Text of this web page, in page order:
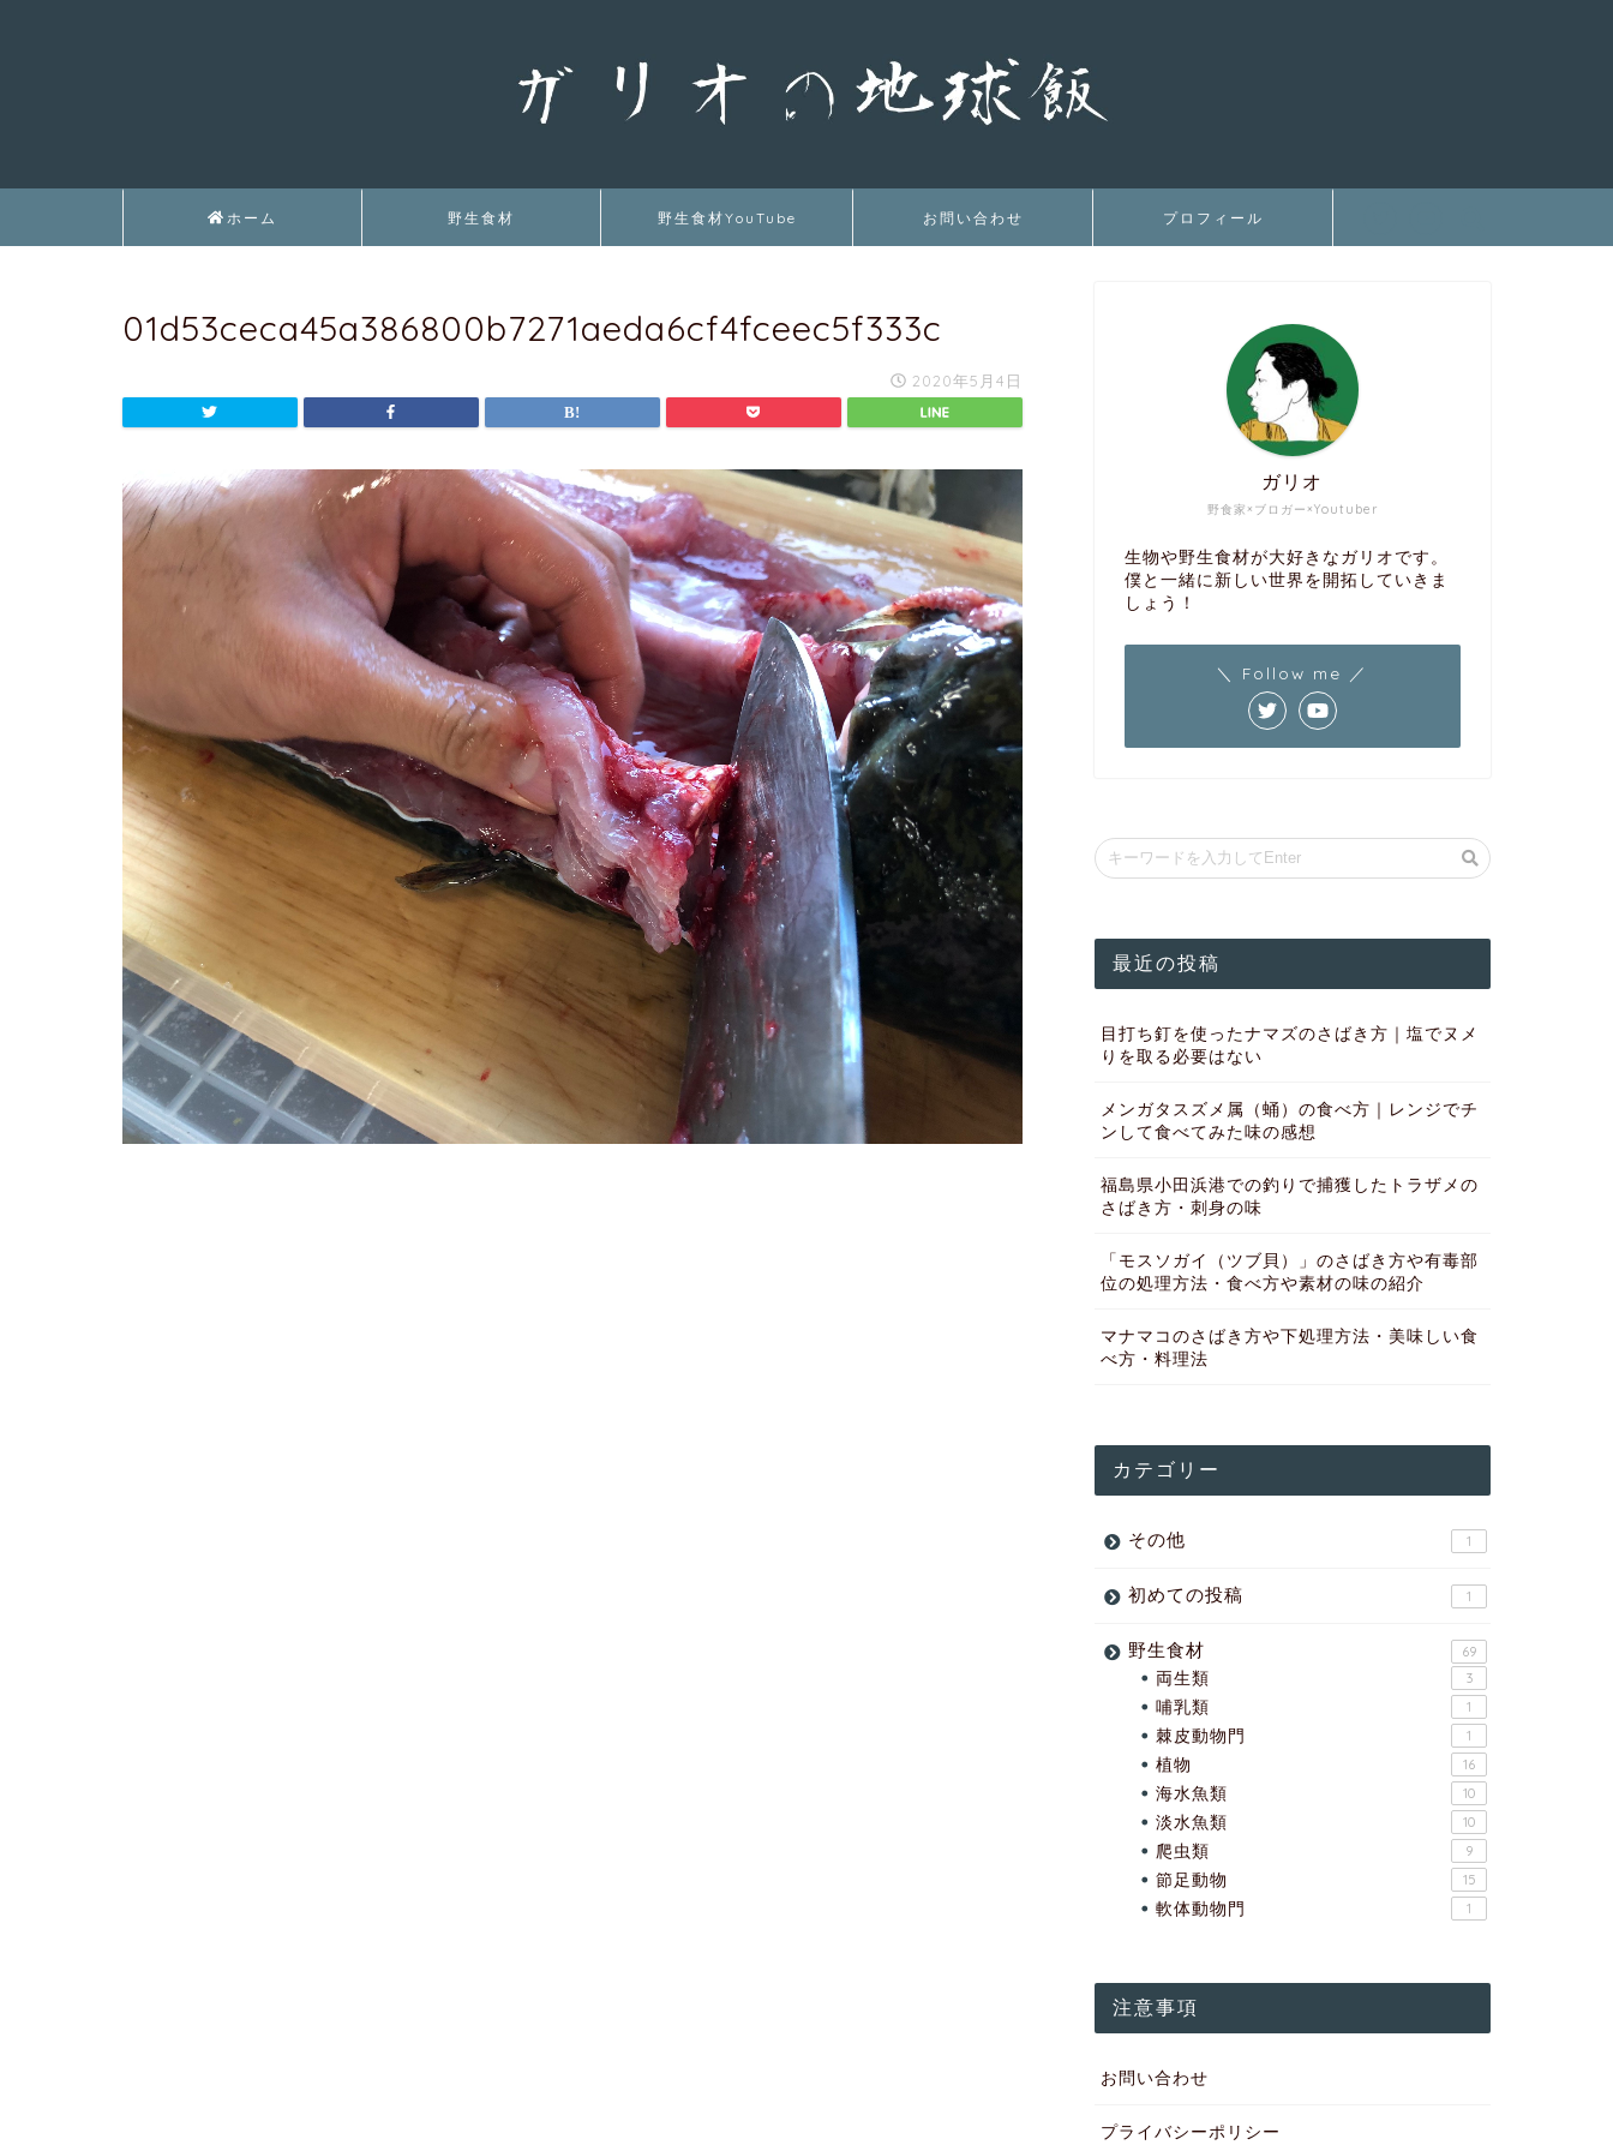
ホーム 野生食材 野生食材YouTube お問い合わせ プロフィール
01d53ceca45a386800b7271aeda6cf4fceec5f333c
2020年5月4日
野食家×ブロガー×Youtuber
ガリオ
生物や野生食材が大好きなガリオです。
僕と一緒に新しい世界を開拓していきま
しょう！
＼ Follow me ／
最近の投稿
目打ち釘を使ったナマズのさばき方｜塩でヌメ
りを取る必要はない
メンガタスズメ属（蛹）の食べ方｜レンジでチ
ンして食べてみた味の感想
福島県小田浜港での釣りで捕獲したトラザメの
さばき方・刺身の味
「モスソガイ（ツブ貝）」のさばき方や有毒部
位の処理方法・食べ方や素材の味の紹介
マナマコのさばき方や下処理方法・美味しい食
べ方・料理法
カテゴリー
その他 1
初めての投稿 1
野生食材 69
両生類 3
哺乳類 1
棘皮動物門 1
植物 16
海水魚類 10
淡水魚類 10
爬虫類 9
節足動物 15
軟体動物門 1
注意事項
お問い合わせ
プライバシーポリシー